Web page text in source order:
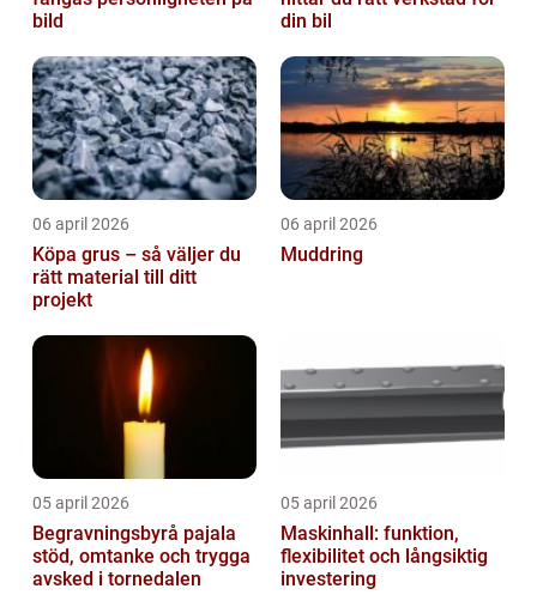
bild
din bil
06 april 2026
Köpa grus – så väljer du
rätt material till ditt
projekt
06 april 2026
Muddring
05 april 2026
Begravningsbyrå pajala
stöd, omtanke och trygga
avsked i tornedalen
05 april 2026
Maskinhall: funktion,
flexibilitet och långsiktig
investering